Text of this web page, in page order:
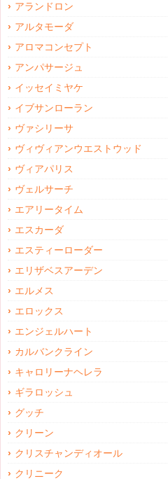
アランドロン
アルタモーダ
アロマコンセプト
アンパサージュ
イッセイミヤケ
イブサンローラン
ヴァシリーサ
ヴィヴィアンウエストウッド
ヴィアパリス
ヴェルサーチ
エアリータイム
エスカーダ
エスティーローダー
エリザベスアーデン
エルメス
エロックス
エンジェルハート
カルバンクライン
キャロリーナヘレラ
ギラロッシュ
グッチ
クリーン
クリスチャンディオール
クリニーク